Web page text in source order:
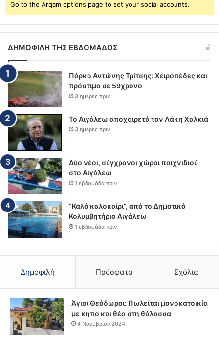
Go to the Arqam options page to set your social accounts.
ΔΗΜΟΦΙΛΗ ΤΗΣ ΕΒΔΟΜΑΔΟΣ
Πάρκο Αντώνης Τρίτσης: Χειροπέδες και
πρόστιμο σε 59χρονο
3 ημέρες πριν
Το Αιγάλεω αποχαιρετά τον Λάκη Χαλκιά
3 ημέρες πριν
Δύο νέοι, σύγχρονοι χώροι παιχνιδιού
στο Αιγάλεω
1 εβδομάδα πριν
“Καλό καλοκαίρι”, από το Δημοτικό
Κολυμβητήριο Αιγάλεω
1 εβδομάδα πριν
Δημοφιλή Πρόσφατα Σχόλια
Άγιοι Θεόδωροι: Πωλείται μονοκατοικία
με κήπο και θέα στη θάλασσα
4 Νοεμβρίου 2024